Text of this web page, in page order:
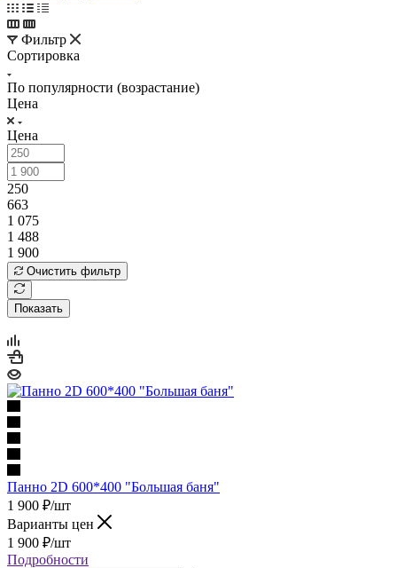
Фильтр
Сортировка
По популярности (возрастание)
Цена
Цена
250
663
1 075
1 488
1 900
Очистить фильтр
Показать
Панно 2D 600*400 "Большая баня"
1 900 ₽/шт
Варианты цен
1 900 ₽/шт
Подробности